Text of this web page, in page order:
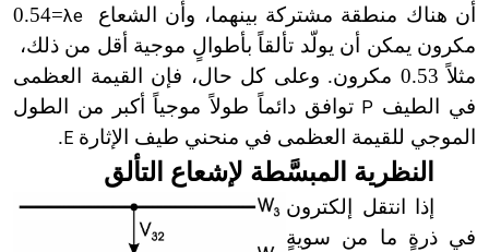
أن هناك منطقة مشتركة بينهما، وأن الشعاع
λe
=0.54
مكرون يمكن أن يولّد تألقاً بأطوالٍ موجية أقل من ذلك،
مثلاً 0.53 مكرون. وعلى كل حال، فإن القيمة العظمى
في الطيف P توافق دائماً طولاً موجياً أكبر من الطول
الموجي للقيمة العظمى في منحني طيف الإثارة E
.
النظرية المبسَّطة لإشعاع التألق
إذا
انتقل إلكترون
في ذرةٍ ما من سويةٍ